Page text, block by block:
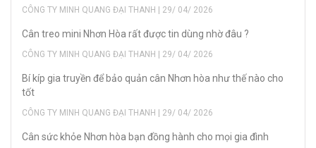
CÔNG TY MINH QUANG ĐẠI THANH | 29/ 04/ 2026
Cân treo mini Nhơn Hòa rất được tin dùng nhờ đâu ?
CÔNG TY MINH QUANG ĐẠI THANH | 29/ 04/ 2026
Bí kíp gia truyền để bảo quản cân Nhơn hòa như thế nào cho
tốt
CÔNG TY MINH QUANG ĐẠI THANH | 29/ 04/ 2026
Cân sức khỏe Nhơn hòa bạn đồng hành cho mọi gia đình